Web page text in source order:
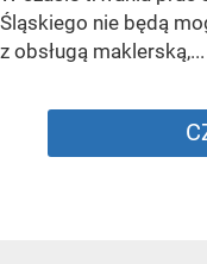
Śląskiego nie będą
z obsługą maklerską,...